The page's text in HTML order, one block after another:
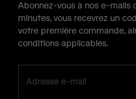
Abonnez-vous à nos e-mails
minutes, vous recevrez un
votre première commande,
conditions applicables.